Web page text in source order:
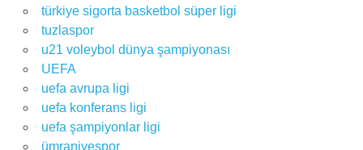
türkiye sigorta basketbol süper ligi
tuzlaspor
u21 voleybol dünya şampiyonası
UEFA
uefa avrupa ligi
uefa konferans ligi
uefa şampiyonlar ligi
ümraniyespor